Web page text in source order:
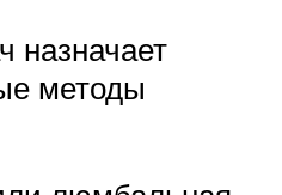
назначает
методы